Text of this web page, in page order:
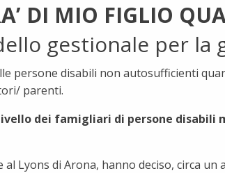
DI MIO FIGLIO
gestionale per la
persone disabili non autosufficienti
parenti.
dei famigliari di persone disabili
al Lyons di Arona, hanno deciso, circa